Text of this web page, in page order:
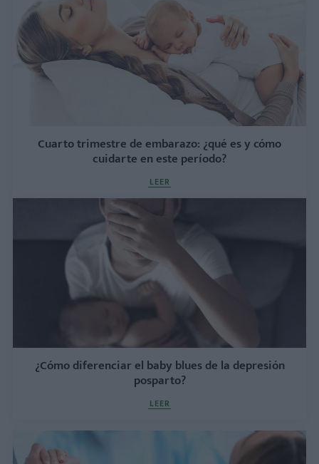
Cuarto trimestre de embarazo: ¿qué es y cómo
cuidarte en este período?
LEER
¿Cómo diferenciar el baby blues de la depresión
posparto?
LEER